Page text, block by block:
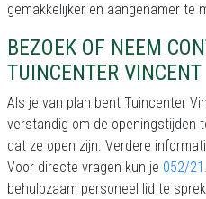
gemakkelijker en aangenamer te
BEZOEK OF NEEM
TUINCENTER VINCENT
Als je van plan bent Tuincenter
verstandig om de openingstijden
dat ze open zijn. Verdere
Voor directe vragen kun je 052/
behulpzaam personeel lid te